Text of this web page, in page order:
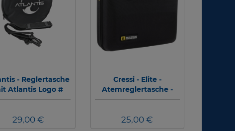
- Reglertasche
Atlantis Logo #
29,00 €
Cressi - Elite -
Atemreglertasche -
HZ700050
25,00 €